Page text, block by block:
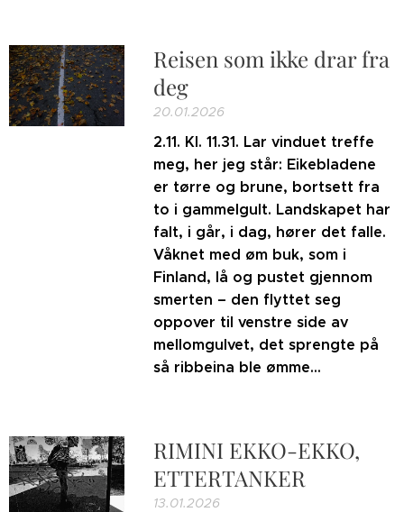
Reisen som ikke drar fra
deg
20.01.2026
2.11. Kl. 11.31. Lar vinduet treffe
meg, her jeg står: Eikebladene
er tørre og brune, bortsett fra
to i gammelgult. Landskapet har
falt, i går, i dag, hører det falle.
Våknet med øm buk, som i
Finland, lå og pustet gjennom
smerten – den flyttet seg
oppover til venstre side av
mellomgulvet, det sprengte på
så ribbeina ble ømme...
RIMINI EKKO-EKKO,
ETTERTANKER
13.01.2026